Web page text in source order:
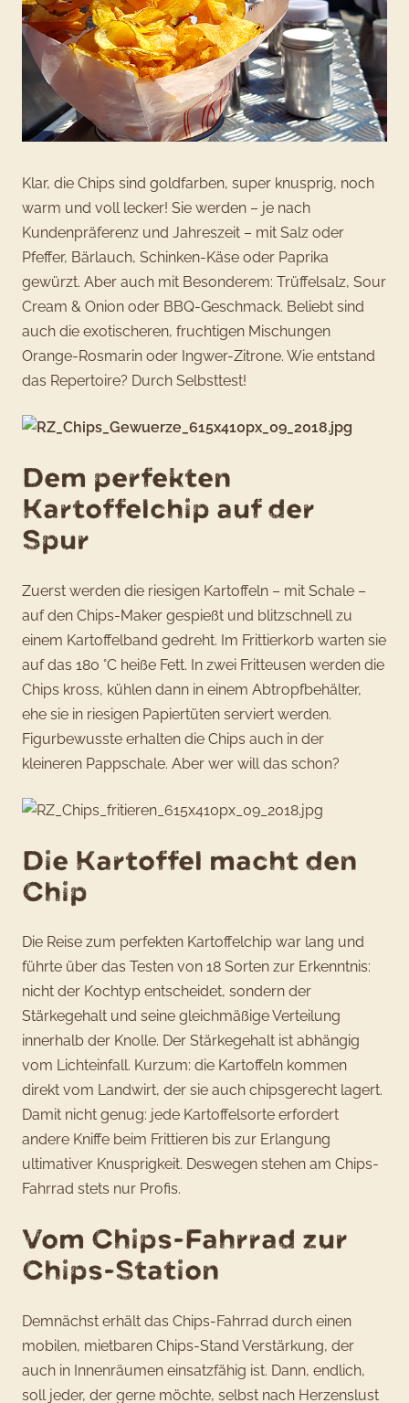
Klar, die Chips sind goldfarben, super knusprig, noch
warm und voll lecker! Sie werden – je nach
Kundenpräferenz und Jahreszeit – mit Salz oder
Pfeffer, Bärlauch, Schinken-Käse oder Paprika
gewürzt. Aber auch mit Besonderem: Trüffelsalz, Sour
Cream & Onion oder BBQ-Geschmack. Beliebt sind
auch die exotischeren, fruchtigen Mischungen
Orange-Rosmarin oder Ingwer-Zitrone. Wie entstand
das Repertoire? Durch Selbsttest!
Dem perfekten
Kartoffelchip auf der
Spur
Zuerst werden die riesigen Kartoffeln – mit Schale –
auf den Chips-Maker gespießt und blitzschnell zu
einem Kartoffelband gedreht. Im Frittierkorb warten sie
auf das 180 °C heiße Fett. In zwei Fritteusen werden die
Chips kross, kühlen dann in einem Abtropfbehälter,
ehe sie in riesigen Papiertüten serviert werden.
Figurbewusste erhalten die Chips auch in der
kleineren Pappschale. Aber wer will das schon?
Die Kartoffel macht den
Chip
Die Reise zum perfekten Kartoffelchip war lang und
führte über das Testen von 18 Sorten zur Erkenntnis:
nicht der Kochtyp entscheidet, sondern der
Stärkegehalt und seine gleichmäßige Verteilung
innerhalb der Knolle. Der Stärkegehalt ist abhängig
vom Lichteinfall. Kurzum: die Kartoffeln kommen
direkt vom Landwirt, der sie auch chipsgerecht lagert.
Damit nicht genug: jede Kartoffelsorte erfordert
andere Kniffe beim Frittieren bis zur Erlangung
ultimativer Knusprigkeit. Deswegen stehen am Chips-
Fahrrad stets nur Profis.
Vom Chips-Fahrrad zur
Chips-Station
Demnächst erhält das Chips-Fahrrad durch einen
mobilen, mietbaren Chips-Stand Verstärkung, der
auch in Innenräumen einsatzfähig ist. Dann, endlich,
soll jeder, der gerne möchte, selbst nach Herzenslust